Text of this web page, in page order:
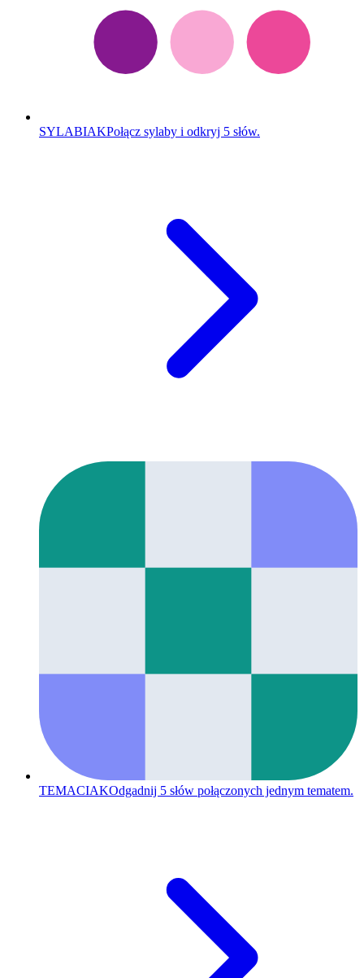
SYLABIAKPołącz sylaby i odkryj 5 słów.
TEMACIAKOdgadnij 5 słów połączonych jednym tematem.